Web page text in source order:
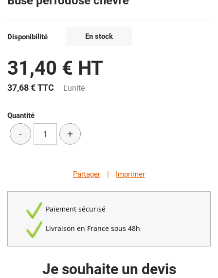
Disponibilité En stock
31,40 € HT
37,68 €TTC L'unité
Quantité
- +
Partager | Imprimer
Paiement sécurisé
Livraison en France sous 48h
Je souhaite un devis